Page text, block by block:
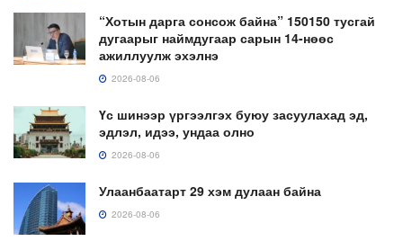
“Хотын дарга сонсож байна” 150150 тусгай
дугаарыг наймдугаар сарын 14-нөөс
ажиллуулж эхэлнэ
2026-08-06
Үс шинээр үргээлгэх буюу засуулахад эд,
эдлэл, идээ, ундаа олно
2026-08-06
Улаанбаатарт 29 хэм дулаан байна
2026-08-06